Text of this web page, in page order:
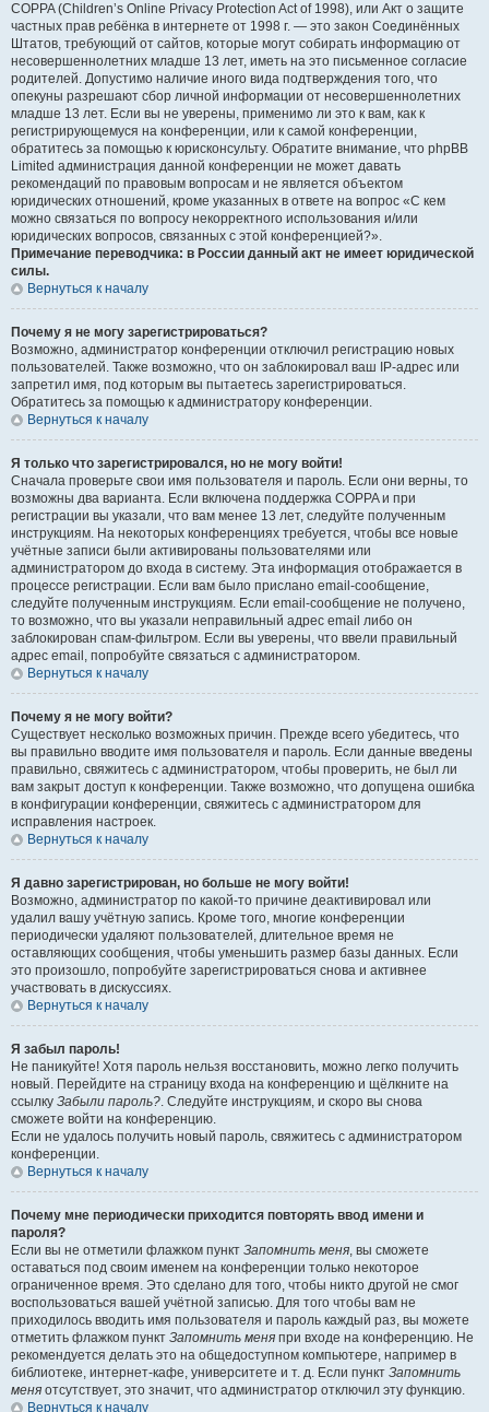
COPPA (Children’s Online Privacy Protection Act of 1998), или Акт о защите
частных прав ребёнка в интернете от 1998 г. — это закон Соединённых
Штатов, требующий от сайтов, которые могут собирать информацию от
несовершеннолетних младше 13 лет, иметь на это письменное согласие
родителей. Допустимо наличие иного вида подтверждения того, что
опекуны разрешают сбор личной информации от несовершеннолетних
младше 13 лет. Если вы не уверены, применимо ли это к вам, как к
регистрирующемуся на конференции, или к самой конференции,
обратитесь за помощью к юрисконсульту. Обратите внимание, что phpBB
Limited администрация данной конференции не может давать
рекомендаций по правовым вопросам и не является объектом
юридических отношений, кроме указанных в ответе на вопрос «С кем
можно связаться по вопросу некорректного использования и/или
юридических вопросов, связанных с этой конференцией?».
Примечание переводчика: в России данный акт не имеет юридической
силы.
Вернуться к началу
Почему я не могу зарегистрироваться?
Возможно, администратор конференции отключил регистрацию новых
пользователей. Также возможно, что он заблокировал ваш IP-адрес или
запретил имя, под которым вы пытаетесь зарегистрироваться.
Обратитесь за помощью к администратору конференции.
Вернуться к началу
Я только что зарегистрировался, но не могу войти!
Сначала проверьте свои имя пользователя и пароль. Если они верны, то
возможны два варианта. Если включена поддержка COPPA и при
регистрации вы указали, что вам менее 13 лет, следуйте полученным
инструкциям. На некоторых конференциях требуется, чтобы все новые
учётные записи были активированы пользователями или
администратором до входа в систему. Эта информация отображается в
процессе регистрации. Если вам было прислано email-сообщение,
следуйте полученным инструкциям. Если email-сообщение не получено,
то возможно, что вы указали неправильный адрес email либо он
заблокирован спам-фильтром. Если вы уверены, что ввели правильный
адрес email, попробуйте связаться с администратором.
Вернуться к началу
Почему я не могу войти?
Существует несколько возможных причин. Прежде всего убедитесь, что
вы правильно вводите имя пользователя и пароль. Если данные введены
правильно, свяжитесь с администратором, чтобы проверить, не был ли
вам закрыт доступ к конференции. Также возможно, что допущена ошибка
в конфигурации конференции, свяжитесь с администратором для
исправления настроек.
Вернуться к началу
Я давно зарегистрирован, но больше не могу войти!
Возможно, администратор по какой-то причине деактивировал или
удалил вашу учётную запись. Кроме того, многие конференции
периодически удаляют пользователей, длительное время не
оставляющих сообщения, чтобы уменьшить размер базы данных. Если
это произошло, попробуйте зарегистрироваться снова и активнее
участвовать в дискуссиях.
Вернуться к началу
Я забыл пароль!
Не паникуйте! Хотя пароль нельзя восстановить, можно легко получить
новый. Перейдите на страницу входа на конференцию и щёлкните на
ссылку Забыли пароль?. Следуйте инструкциям, и скоро вы снова
сможете войти на конференцию.
Если не удалось получить новый пароль, свяжитесь с администратором
конференции.
Вернуться к началу
Почему мне периодически приходится повторять ввод имени и
пароля?
Если вы не отметили флажком пункт Запомнить меня, вы сможете
оставаться под своим именем на конференции только некоторое
ограниченное время. Это сделано для того, чтобы никто другой не смог
воспользоваться вашей учётной записью. Для того чтобы вам не
приходилось вводить имя пользователя и пароль каждый раз, вы можете
отметить флажком пункт Запомнить меня при входе на конференцию. Не
рекомендуется делать это на общедоступном компьютере, например в
библиотеке, интернет-кафе, университете и т. д. Если пункт Запомнить
меня отсутствует, это значит, что администратор отключил эту функцию.
Вернуться к началу